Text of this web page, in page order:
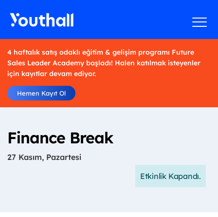
4 haftalık satış odaklı eğitim & gelişim programı Future
Sales Leader Academy başladı! Halen katılmak isteyenler
için kayıtlar devam ediyor.
Hemen Kayıt Ol
Finance Break
27 Kasım, Pazartesi
Etkinlik Kapandı.